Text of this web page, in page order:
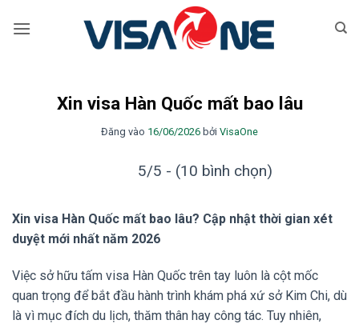
qua
Xin visa Hàn Quốc mất bao lâu
Đăng vào 16/06/2026 bởi VisaOne
5/5 - (10 bình chọn)
Xin visa Hàn Quốc mất bao lâu? Cập nhật thời gian xét
duyệt mới nhất năm 2026
Việc sở hữu tấm visa Hàn Quốc trên tay luôn là cột mốc
quan trọng để bắt đầu hành trình khám phá xứ sở Kim Chi, dù
là vì mục đích du lịch, thăm thân hay công tác. Tuy nhiên,